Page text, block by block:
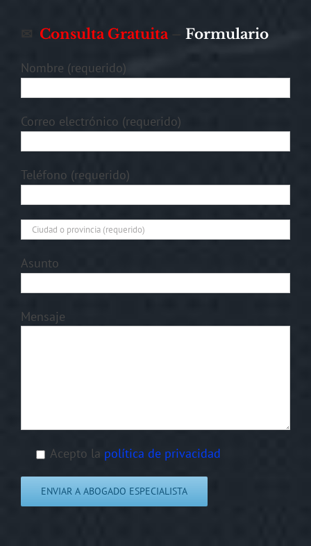
Consulta Gratuita Formulario
Nombre (requerido)
Correo electrónico (requerido)
Teléfono (requerido)
Asunto
Mensaje
Acepto la política de privacidad